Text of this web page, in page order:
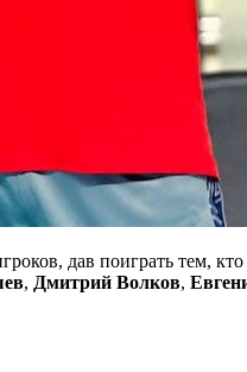
дав поиграть тем,
, Дмитрий Волков,